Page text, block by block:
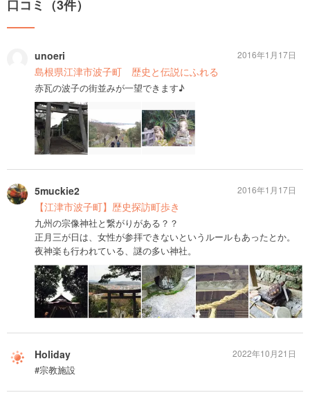
口コミ（3件）
unoeri
島根県江津市波子町 歴史と伝説にふれる
赤瓦の波子の街並みが一望できます♪
2016年1月17日
5muckie2
【江津市波子町】歴史探訪町歩き
九州の宗像神社と繋がりがある？？
正月三が日は、女性が参拝できないというルールもあったとか。
夜神楽も行われている、謎の多い神社。
2016年1月17日
Holiday
#宗教施設
2022年10月21日